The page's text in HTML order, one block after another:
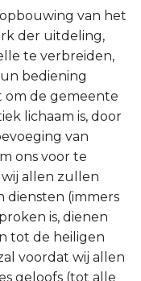
van het
der uitdeling,
te verbreiden,
bediening
om de gemeente
lichaam is, door
van
ons voor te
allen zullen
diensten (immers
is, dienen
tot de heiligen
voordat wij allen
geloofs (tot alle